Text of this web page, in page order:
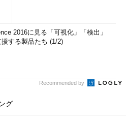
2016に見る「可視化」「検出」
援する製品たち (1/2)
Recommended by
グ